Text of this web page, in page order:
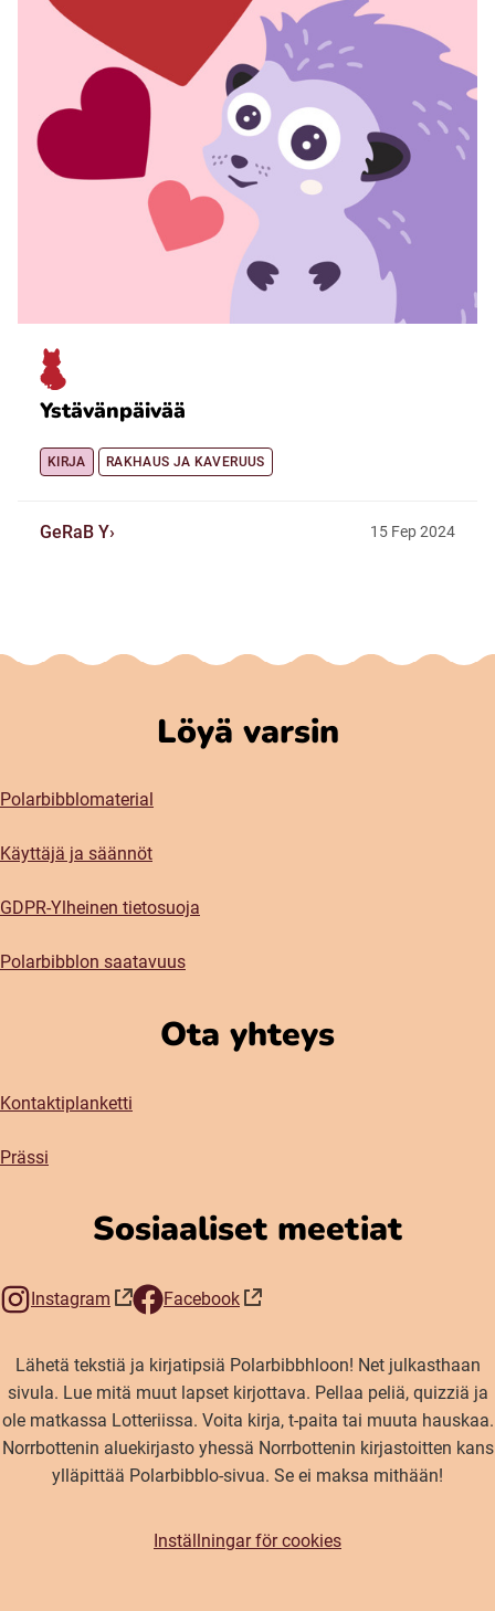
Ystävänpäivää
KIRJA RAKHAUS JA KAVERUUS
GeRaB Y 15 Fep2024
Löyä varsin
Polarbibblomaterial
Käyttäjä ja säännöt
GDPR-Ylheinen tietosuoja
Polarbibblon saatavuus
Ota yhteys
Kontaktiplanketti
Prässi
Sosiaaliset meetiat
Instagram
(öppnas i nytt fönster)
Facebook
(öppnas i nytt fönster)
Lähetä tekstiä ja kirjatipsiä Polarbibbhloon! Net julkasthaan
sivula. Lue mitä muut lapset kirjottava. Pellaa peliä, quizziä ja
ole matkassa Lotteriissa. Voita kirja, t-paita tai muuta hauskaa.
Norrbottenin aluekirjasto yhessä Norrbottenin kirjastoitten kans
ylläpittää Polarbibblo-sivua. Se ei maksa mithään!
Inställningar för cookies